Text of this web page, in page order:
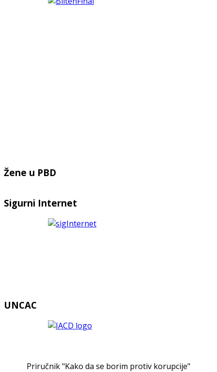
Žene u PBD
Sigurni Internet
UNCAC
Priručnik "Kako da se borim protiv korupcije"